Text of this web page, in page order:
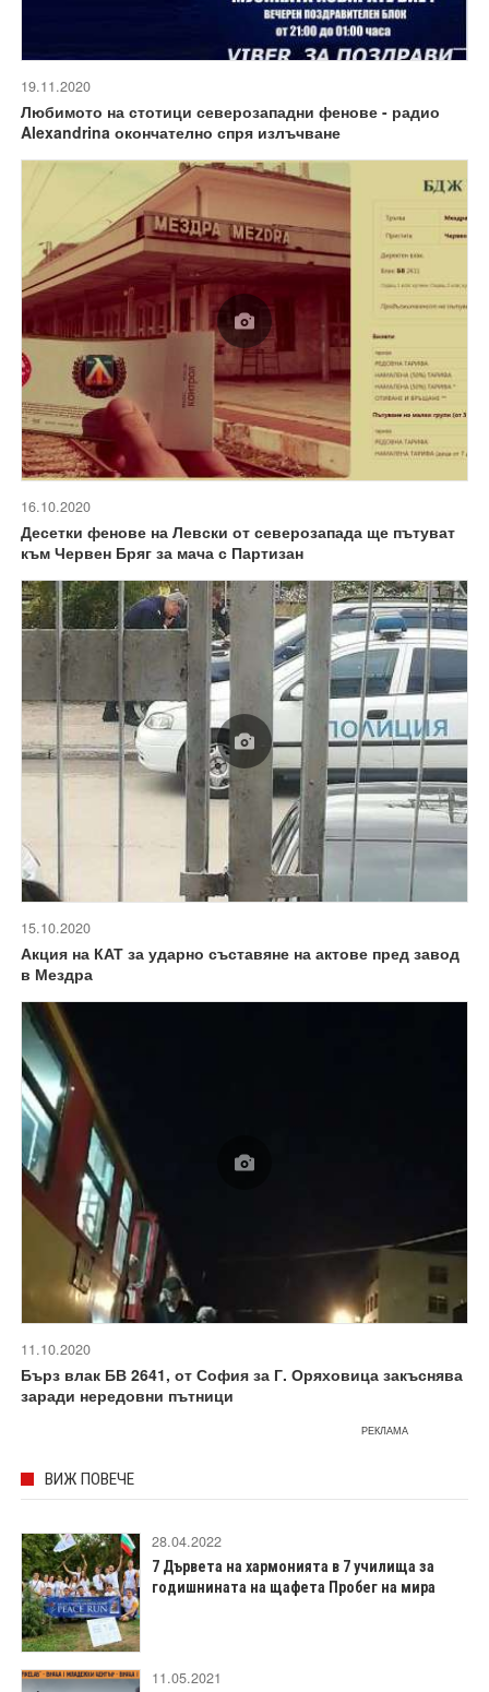
19.11.2020
Любимото на стотици северозападни фенове - радио
Alexandrina окончателно спря излъчване
16.10.2020
Десетки фенове на Левски от северозапада ще пътуват
към Червен Бряг за мача с Партизан
15.10.2020
Акция на КАТ за ударно съставяне на актове пред завод
в Мездра
11.10.2020
Бърз влак БВ 2641, от София за Г. Оряховица закъснява
заради нередовни пътници
РЕКЛАМА
ВИЖ ПОВЕЧЕ
28.04.2022
7 Дървета на хармонията в 7 училища за
годишнината на щафета Пробег на мира
11.05.2021